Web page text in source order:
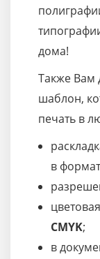
дома!
Также Вам
шаблон,
печать в
в
CMYK;
в